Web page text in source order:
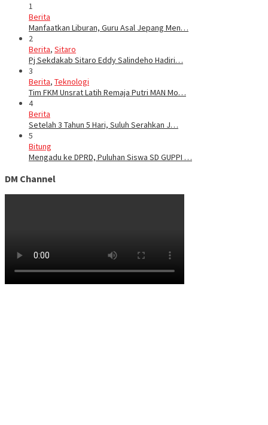
1
Berita
Manfaatkan Liburan, Guru Asal Jepang Men…
2
Berita, Sitaro
Pj Sekdakab Sitaro Eddy Salindeho Hadiri…
3
Berita, Teknologi
Tim FKM Unsrat Latih Remaja Putri MAN Mo…
4
Berita
Setelah 3 Tahun 5 Hari, Suluh Serahkan J…
5
Bitung
Mengadu ke DPRD, Puluhan Siswa SD GUPPI …
DM Channel